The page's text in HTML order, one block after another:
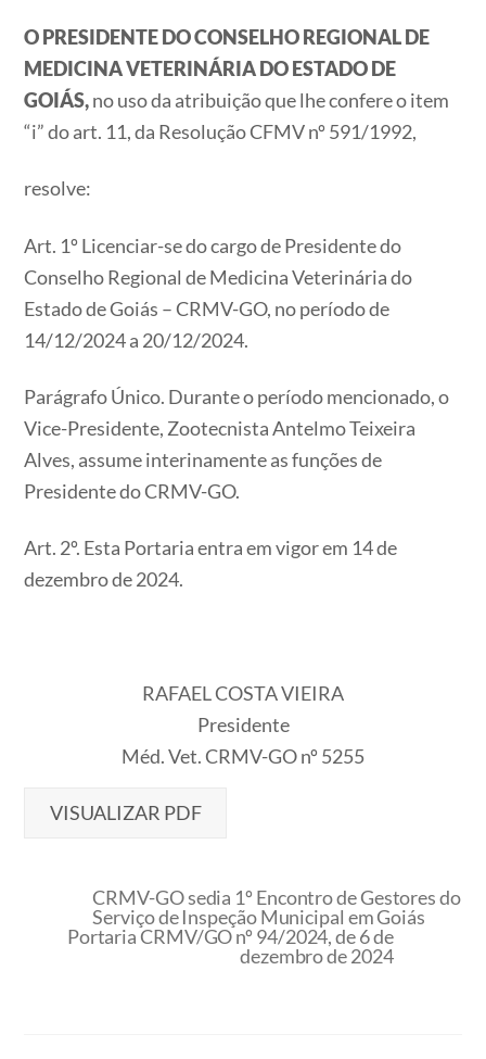
O PRESIDENTE DO CONSELHO REGIONAL DE
MEDICINA VETERINÁRIA DO ESTADO DE
GOIÁS,no uso da atribuição que lhe confere o item
“i” do art. 11, da Resolução CFMV nº 591/1992,
resolve:
Art. 1º Licenciar-se do cargo de Presidente do
Conselho Regional de Medicina Veterinária do
Estado de Goiás – CRMV-GO, no período de
14/12/2024 a 20/12/2024.
Parágrafo Único. Durante o período mencionado, o
Vice-Presidente, Zootecnista Antelmo Teixeira
Alves, assume interinamente as funções de
Presidente do CRMV-GO.
Art. 2º. Esta Portaria entra em vigor em 14 de
dezembro de 2024.
RAFAEL COSTA VIEIRA
Presidente
Méd. Vet. CRMV-GO nº 5255
VISUALIZAR PDF
CRMV-GO sedia 1º Encontro de Gestores do
Serviço de Inspeção Municipal em Goiás
Portaria CRMV/GO nº 94/2024, de 6 de
dezembro de 2024